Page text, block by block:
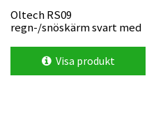
Oltech RS09
regn-/snöskärm svart med
Visa produkt